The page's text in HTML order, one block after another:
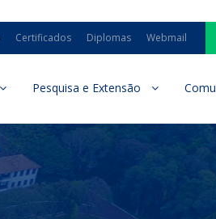
Certificados Diplomas Webmail
Pesquisa e Extensão